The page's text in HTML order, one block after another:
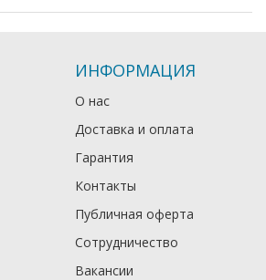
ИНФОРМАЦИЯ
О нас
Доставка и оплата
Гарантия
Контакты
Публичная оферта
Сотрудничество
Вакансии